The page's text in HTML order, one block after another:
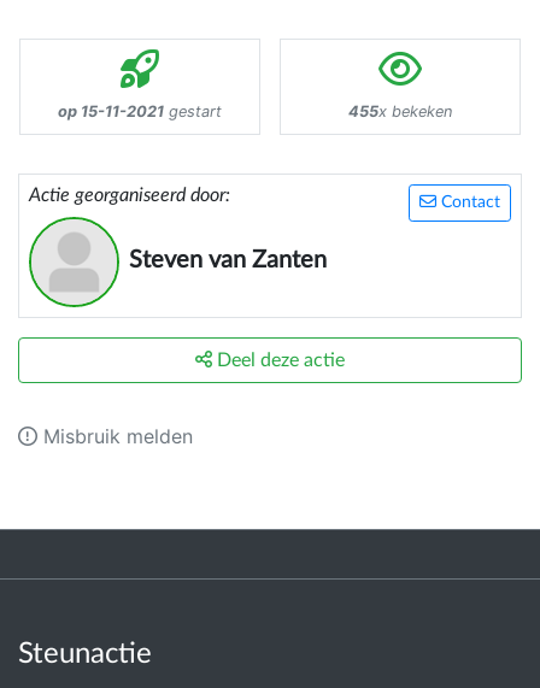
op 15-11-2021 gestart 455x bekeken
Contact
Actie georganiseerd door:
Steven van Zanten
Deel deze actie
Misbruik melden
Steunactie